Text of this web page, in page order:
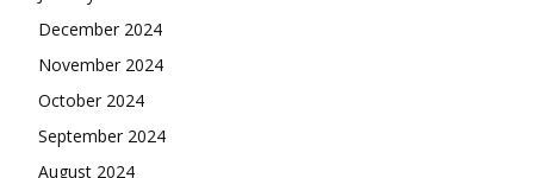
December 2024
November 2024
October 2024
September 2024
August 2024